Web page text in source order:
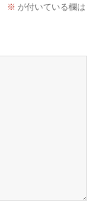
※ が付いている欄は